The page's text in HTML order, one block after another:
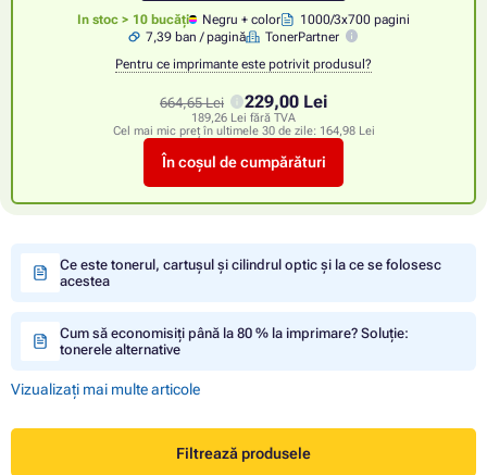
In stoc > 10 bucăți Negru + color
1000/3x700 pagini
7,39 ban / pagină
TonerPartner
Pentru ce imprimante este potrivit produsul?
664,65 Lei 229,00 Lei
189,26 Lei fără TVA
Cel mai mic preț în ultimele 30 de zile: 164,98 Lei
În coșul de cumpărături
Ce este tonerul, cartușul și cilindrul optic și la ce se folosesc
acestea
Cum să economisiți până la 80 % la imprimare? Soluție:
tonerele alternative
Vizualizați mai multe articole
Filtrează produsele